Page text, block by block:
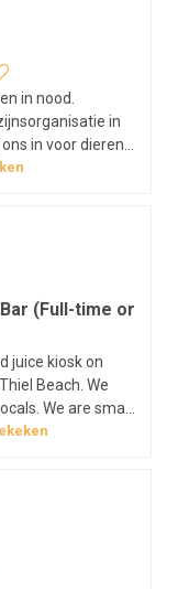
in nood.
in
in voor dieren
Onze
(Full-time or
Beach. We
We are small,
we hire has